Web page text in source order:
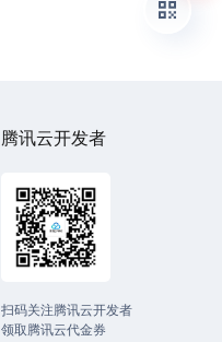
腾讯云开发者
扫码关注腾讯云开发者
领取腾讯云代金券